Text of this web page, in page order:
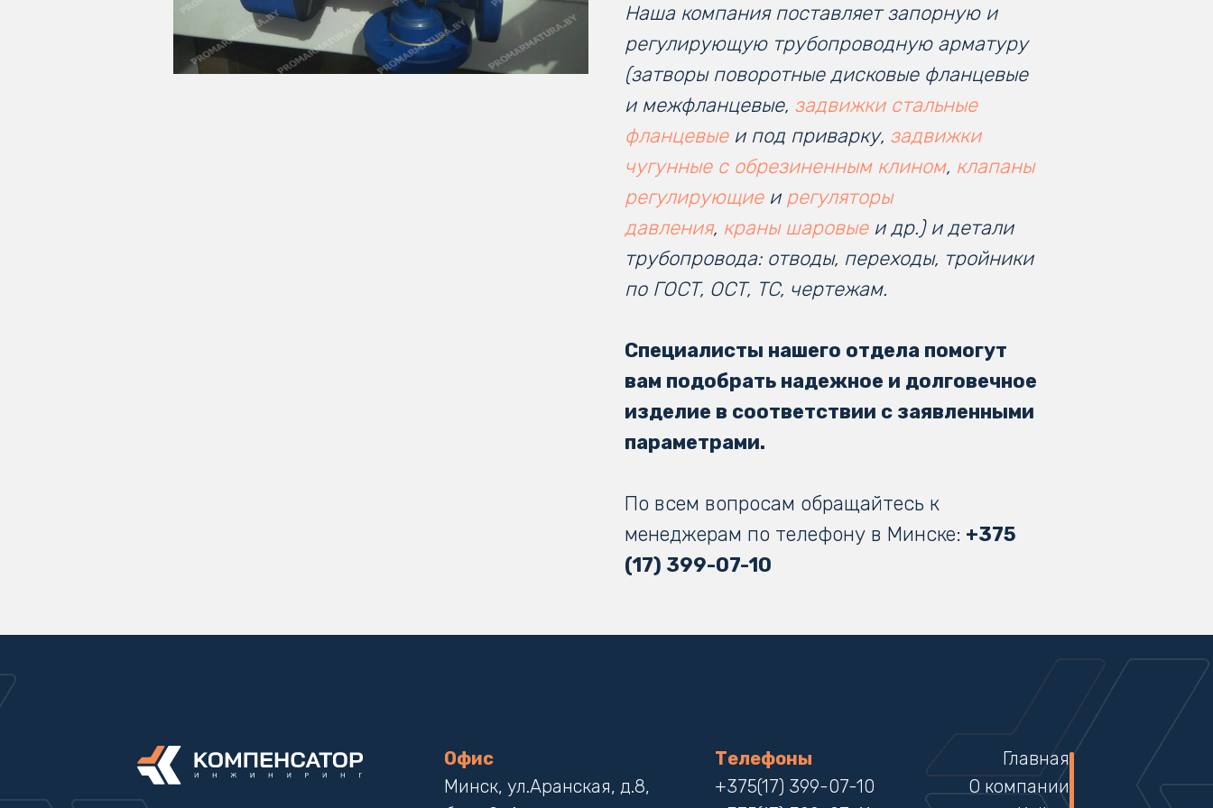
Наша компания поставляет запорную и
регулирующую трубопроводную арматуру
(затворы поворотные дисковые фланцевые
и межфланцевые, задвижки стальные
фланцевыеи под приварку, задвижки
чугунные с обрезиненным клином, клапаны
регулирующиеи регуляторы
давления, краны шаровыеи др.) и детали
трубопровода: отводы, переходы, тройники
по ГОСТ, ОСТ, ТС, чертежам.
Специалисты нашего отдела помогут
вам подобрать надежное и долговечное
изделие в соответствии с заявленными
параметрами.
По всем вопросам обращайтесь к
менеджерам по телефону в Минске: +375
(17) 399-07-10
Офис
Минск, ул.Аранская, д.8,
Телефоны
+375(17) 399-07-10
Главная
О компании